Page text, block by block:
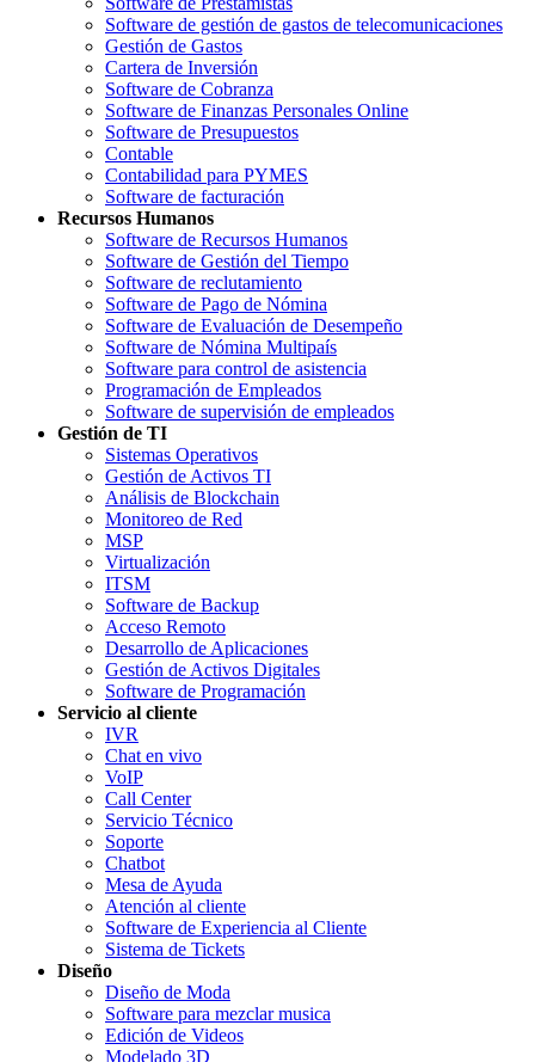
Software de gestión de gastos de telecomunicaciones
Gestión de Gastos
Cartera de Inversión
Software de Cobranza
Software de Finanzas Personales Online
Software de Presupuestos
Contable
Contabilidad para PYMES
Software de facturación
Recursos Humanos
Software de Recursos Humanos
Software de Gestión del Tiempo
Software de reclutamiento
Software de Pago de Nómina
Software de Evaluación de Desempeño
Software de Nómina Multipaís
Software para control de asistencia
Programación de Empleados
Software de supervisión de empleados
Gestión de TI
Sistemas Operativos
Gestión de Activos TI
Análisis de Blockchain
Monitoreo de Red
MSP
Virtualización
ITSM
Software de Backup
Acceso Remoto
Desarrollo de Aplicaciones
Gestión de Activos Digitales
Software de Programación
Servicio al cliente
IVR
Chat en vivo
VoIP
Call Center
Servicio Técnico
Soporte
Chatbot
Mesa de Ayuda
Atención al cliente
Software de Experiencia al Cliente
Sistema de Tickets
Diseño
Diseño de Moda
Software para mezclar musica
Edición de Videos
Modelado 3D